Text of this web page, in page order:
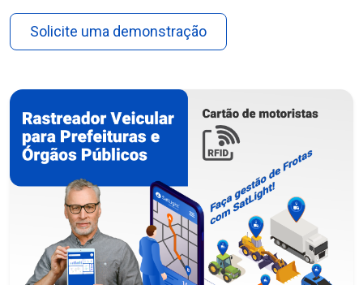
Solicite uma demonstração